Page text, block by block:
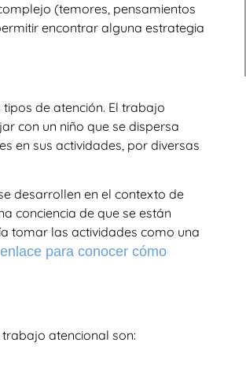
(temores, pensamientos
encontrar alguna estrategia
de atención. El trabajo
con un niño que se dispersa
en sus actividades, por diversas
desarrollen en el contexto de
conciencia de que se están
tomar las actividades como una
para conocer cómo
atencional son: